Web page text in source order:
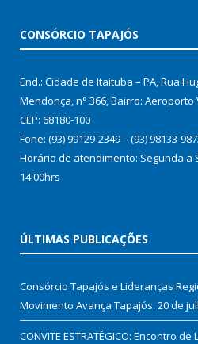
CONSÓRCIO TAPAJÓS
End.: Cidade de Itaituba – PA, Rua
Mendonça, n° 366, Bairro: Aeroporto
CEP: 68180-100
Fone: (93) 99129-2349 – (93) 98133-
Horário de atendimento: Segunda a
14:00hrs
ÚLTIMAS PUBLICAÇÕES
Consórcio Tapajós e Lideranças
Movimento Avança Tapajós. 20 de
CONVITE ESTRATÉGICO: Encontro